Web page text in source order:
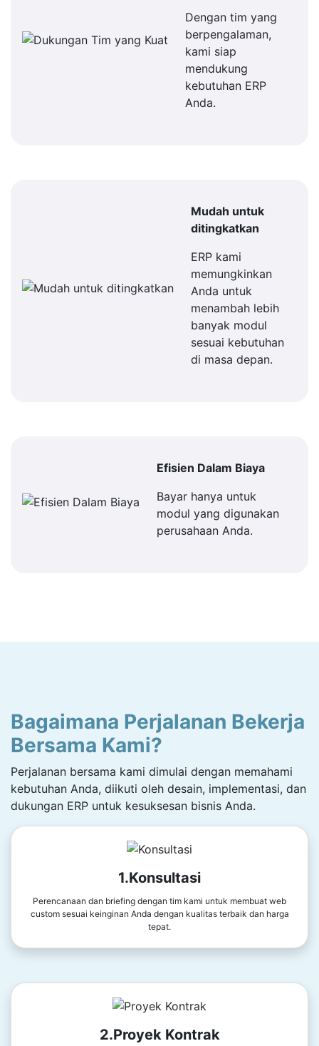
Dengan tim yang
berpengalaman,
kami siap
mendukung
kebutuhan ERP
Anda.
Mudah untuk
ditingkatkan
ERP kami
memungkinkan
Anda untuk
menambah lebih
banyak modul
sesuai kebutuhan
di masa depan.
Efisien Dalam Biaya
Bayar hanya untuk
modul yang digunakan
perusahaan Anda.
Bagaimana Perjalanan Bekerja
Bersama Kami?
Perjalanan bersama kami dimulai dengan memahami
kebutuhan Anda, diikuti oleh desain, implementasi, dan
dukungan ERP untuk kesuksesan bisnis Anda.
1.Konsultasi
Perencanaan dan briefing dengan tim kami untuk membuat web
custom sesuai keinginan Anda dengan kualitas terbaik dan harga
tepat.
2.Proyek Kontrak